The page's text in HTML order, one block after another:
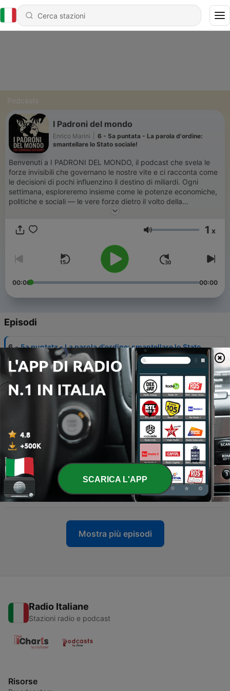
Podcasts
I Padroni del mondo
Enrico Marini
6 - 5a puntata - La parola d'ordine:
smantellare lo Stato sociale!
Benvenuti a I PADRONI DEL MONDO, il podcast che svela le
forze invisibili che governano le nostre vite e ci racconta come
le decisioni di pochi influenzino il destino di miliardi. Ogni
settimana, esploreremo insieme come le potenze economiche,
politiche e sociali — le vere forze dietro il volto della
globalizzazione, del capitalismo e della geopolitica — operano
allontanarsi sempre più da noi.
Volume 1 x
00:00 00:00
Episodi
6 - 5a puntata - La parola d'ordine: smantellare lo Stato
10 Maggio 2025
5 - 4a puntata - Cosa controllano i Titani del capitale?
3a puntata: Chi sono davvero i Titani del capitale?
01 Maggio 2025
3 - 2a puntata: I Titani del Capitale
25 Apr 2025
2 - 1a puntata: La nuova mappa del potere
25 Apr 2025
Mostra più episodi
Radio Italiane
Stazioni radio e podcast
Risorse
SCARICA L'APP